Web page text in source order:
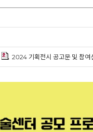
2024 기획전시 공고문 및 참